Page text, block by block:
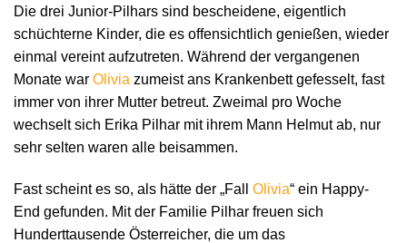
Die drei Junior-Pilhars sind bescheidene, eigentlich
schüchterne Kinder, die es offensichtlich genießen, wieder
einmal vereint aufzutreten. Während der vergangenen
Monate war Olivia zumeist ans Krankenbett gefesselt, fast
immer von ihrer Mutter betreut. Zweimal pro Woche
wechselt sich Erika Pilhar mit ihrem Mann Helmut ab, nur
sehr selten waren alle beisammen.
Fast scheint es so, als hätte der „Fall Olivia“ ein Happy-
End gefunden. Mit der Familie Pilhar freuen sich
Hunderttausende Österreicher, die um das